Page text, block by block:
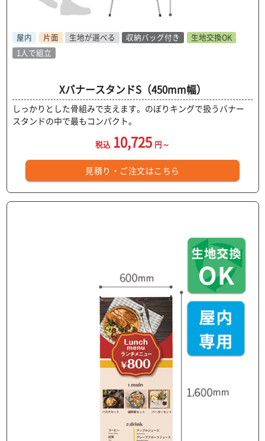
屋内 片面 生地が選べる 収納バッグ付き
生地交換OK
1人で組立
XバナースタンドS（450mm幅）
しっかりとした骨組みで支えます。のぼりキングで扱うバナー
スタンドの中で最もコンパクト。
税込 10,725 円～
見積り・ご注文はこちら